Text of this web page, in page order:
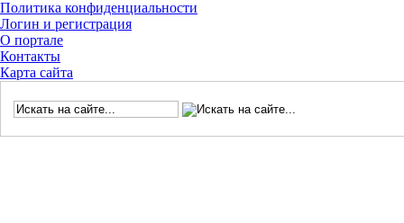
Политика конфиденциальности
Логин и регистрация
О портале
Контакты
Карта сайта